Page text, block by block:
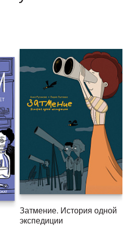
Затмение. История одной
экспедиции